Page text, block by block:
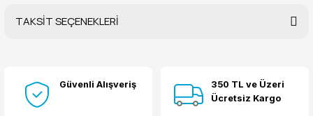
Yorum Yaz
TAKSİT SEÇENEKLERİ
Güvenli Alışveriş
350 TL ve Üzeri
Ücretsiz Kargo